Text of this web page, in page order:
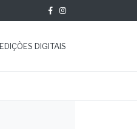
EDIÇÕES DIGITAIS